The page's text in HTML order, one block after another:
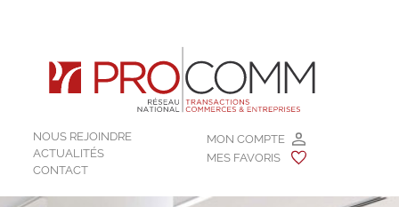
MON COMPTE
MES FAVORIS
NOUS REJOINDRE
ACTUALITÉS
CONTACT